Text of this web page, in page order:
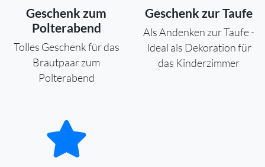
Geschenk zum
Polterabend
Tolles Geschenk für das
Brautpaar zum
Polterabend
Geschenk zur Taufe
Als Andenken zur Taufe -
Ideal als Dekoration für
das Kinderzimmer